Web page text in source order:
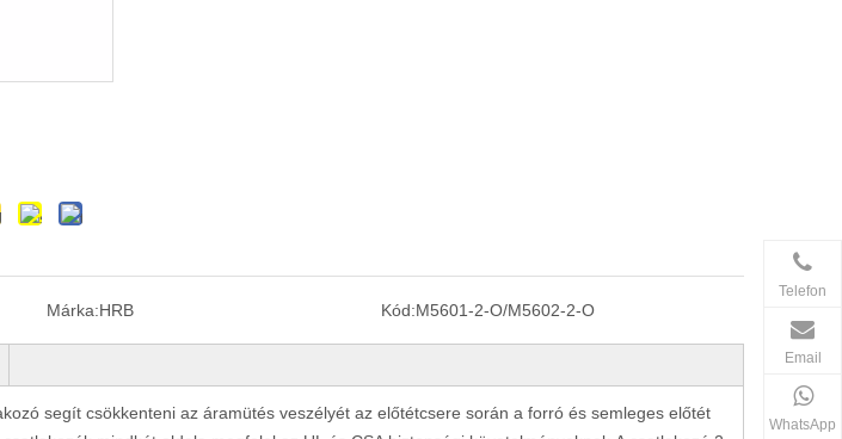
Márka:HRB Kód:M5601-2-O/M5602-2-O
segít csökkenteni az áramütés veszélyét az előtétcsere során a forró és semleges előtét
Telefon
Email
WhatsApp